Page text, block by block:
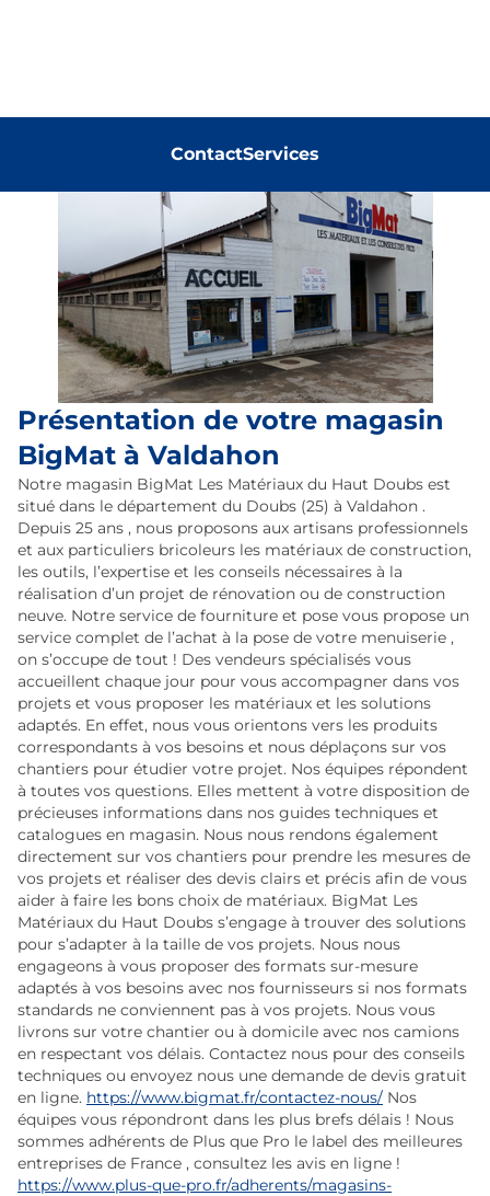
ContactServices
Présentation de votre magasin
BigMat à Valdahon
Notre magasin BigMat Les Matériaux du Haut Doubs est
situé dans le département du Doubs (25) à Valdahon .
Depuis 25 ans , nous proposons aux artisans professionnels
et aux particuliers bricoleurs les matériaux de construction,
les outils, l’expertise et les conseils nécessaires à la
réalisation d’un projet de rénovation ou de construction
neuve. Notre service de fourniture et pose vous propose un
service complet de l’achat à la pose de votre menuiserie ,
on s’occupe de tout ! Des vendeurs spécialisés vous
accueillent chaque jour pour vous accompagner dans vos
projets et vous proposer les matériaux et les solutions
adaptés. En effet, nous vous orientons vers les produits
correspondants à vos besoins et nous déplaçons sur vos
chantiers pour étudier votre projet. Nos équipes répondent
à toutes vos questions. Elles mettent à votre disposition de
précieuses informations dans nos guides techniques et
catalogues en magasin. Nous nous rendons également
directement sur vos chantiers pour prendre les mesures de
vos projets et réaliser des devis clairs et précis afin de vous
aider à faire les bons choix de matériaux. BigMat Les
Matériaux du Haut Doubs s’engage à trouver des solutions
pour s’adapter à la taille de vos projets. Nous nous
engageons à vous proposer des formats sur-mesure
adaptés à vos besoins avec nos fournisseurs si nos formats
standards ne conviennent pas à vos projets. Nous vous
livrons sur votre chantier ou à domicile avec nos camions
en respectant vos délais. Contactez nous pour des conseils
techniques ou envoyez nous une demande de devis gratuit
en ligne. https://www.bigmat.fr/contactez-nous/ Nos
équipes vous répondront dans les plus brefs délais ! Nous
sommes adhérents de Plus que Pro le label des meilleures
entreprises de France , consultez les avis en ligne !
https://www.plus-que-pro.fr/adherents/magasins-